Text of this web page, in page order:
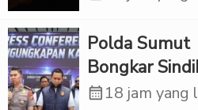
Lorenza
Polda Sumut
Bongkar
Scamming
calendar_month18 jam yang